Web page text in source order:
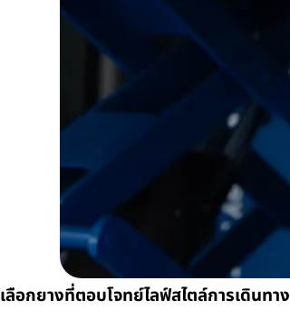
เลือกยางที่ตอบโจทย์ไลฟ์สไตล์การเดินทาง